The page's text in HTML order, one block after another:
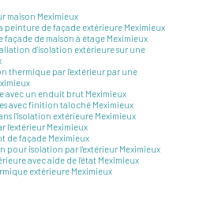
maison Meximieux
peinture de façade extérieure Meximieux
façade de maison à étage Meximieux
d'isolation extérieure sur une
thermique par l'extérieur par une
avec un enduit brut Meximieux
avec finition taloché Meximieux
l'isolation extérieure Meximieux
l'extérieur Meximieux
de façade Meximieux
pour isolation par l'extérieur Meximieux
avec aide de l'état Meximieux
extérieure Meximieux